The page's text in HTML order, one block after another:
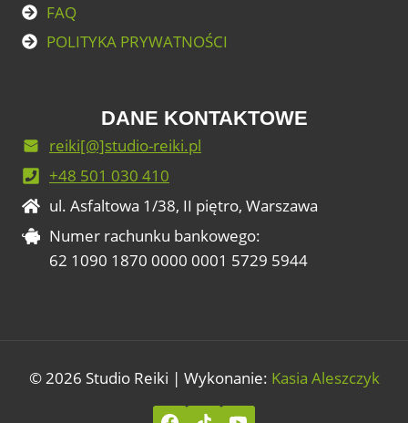
FAQ
POLITYKA PRYWATNOŚCI
DANE KONTAKTOWE
reiki[@]studio-reiki.pl
+48 501 030 410
ul. Asfaltowa 1/38, II piętro, Warszawa
Numer rachunku bankowego:
62 1090 1870 0000 0001 5729 5944
© 2026 Studio Reiki | Wykonanie: Kasia Aleszczyk